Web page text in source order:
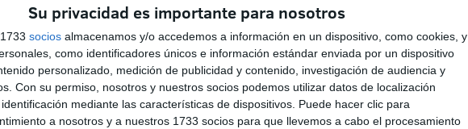
Su privacidad es importante para nosotros
socios almacenamos y/o accedemos a información en un dispositivo, como cookies, y
como identificadores únicos e información estándar enviada por un dispositivo
personalizado, medición de publicidad y contenido, investigación de audiencia y
Con su permiso, nosotros y nuestros socios podemos utilizar datos de localización
mediante las características de dispositivos. Puede hacer clic para
a nosotros y a nuestros 1733 socios para que llevemos a cabo el procesamiento
a la Policía y a una ambulancia porque había
que esperan los resultados de la autopsia y la